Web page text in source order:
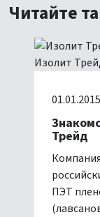
Читайте
01.01.2015
Трейд
ПЭТ